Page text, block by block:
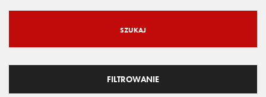
SZUKAJ
FILTROWANIE